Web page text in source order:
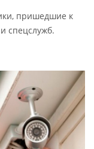
пришедшие к
спецслужб.